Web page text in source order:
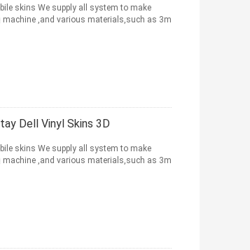
skins We supply all system to make
,and various materials,such as 3m
Dell Vinyl Skins 3D
skins We supply all system to make
,and various materials,such as 3m